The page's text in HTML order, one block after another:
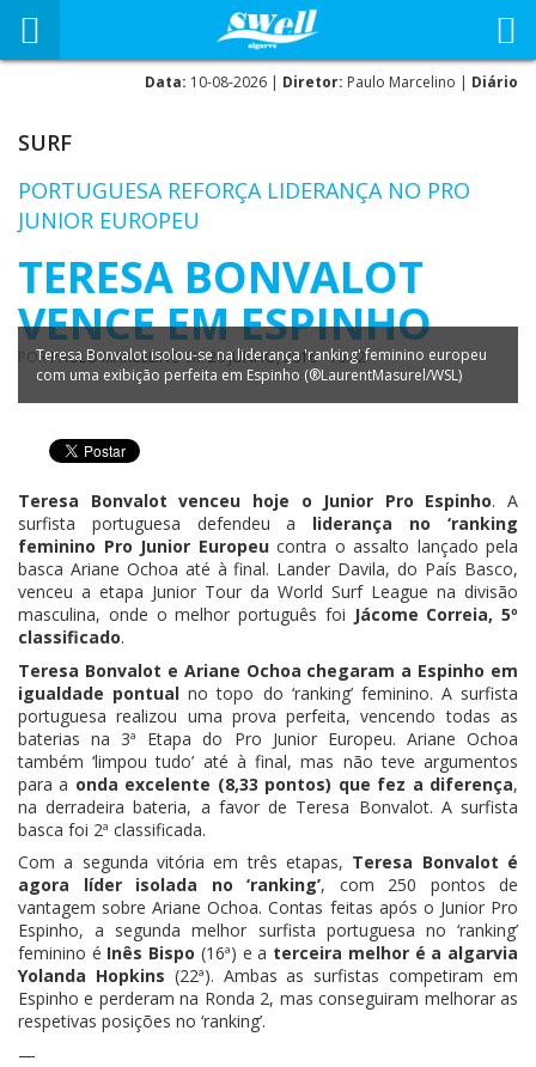
Data: 10-08-2026 | Diretor: Paulo Marcelino | Diário
SURF
PORTUGUESA REFORÇA LIDERANÇA NO PRO
JUNIOR EUROPEU
TERESA BONVALOT
VENCE EM ESPINHO
PORPAULO MARCELINOEM26 JUNHO, 2016 - 16:42
Teresa Bonvalot isolou-se na liderança 'ranking' feminino europeu
com uma exibição perfeita em Espinho (®LaurentMasurel/WSL)
Teresa Bonvalot venceu hoje o Junior Pro Espinho. A
surfista portuguesa defendeu a liderança no ‘ranking
feminino Pro Junior Europeucontra o assalto lançado pela
basca Ariane Ochoa até à final. Lander Davila, do País Basco,
venceu a etapa Junior Tour da World Surf League na divisão
masculina, onde o melhor português foi Jácome Correia, 5º
classificado.
Teresa Bonvalot e Ariane Ochoa chegaram a Espinho em
igualdade pontual no topo do ‘ranking’ feminino. A surfista
portuguesa realizou uma prova perfeita, vencendo todas as
baterias na 3ª Etapa do Pro Junior Europeu. Ariane Ochoa
também ‘limpou tudo’ até à final, mas não teve argumentos
para a onda excelente (8,33 pontos) que fez a diferença,
na derradeira bateria, a favor de Teresa Bonvalot. A surfista
basca foi 2ª classificada.
Com a segunda vitória em três etapas, Teresa Bonvalot é
agora líder isolada no ‘ranking’, com 250 pontos de
vantagem sobre Ariane Ochoa. Contas feitas após o Junior Pro
Espinho, a segunda melhor surfista portuguesa no ‘ranking’
feminino é Inês Bispo (16ª) e a terceira melhor é a algarvia
Yolanda Hopkins (22ª). Ambas as surfistas competiram em
Espinho e perderam na Ronda 2, mas conseguiram melhorar as
respetivas posições no ‘ranking’.
—